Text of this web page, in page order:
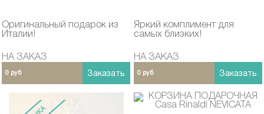
Оригинальный подарок из
Италии!
НА ЗАКАЗ
0 руб Заказать
Яркий комплимент для
самых близких!
НА ЗАКАЗ
0 руб Заказать